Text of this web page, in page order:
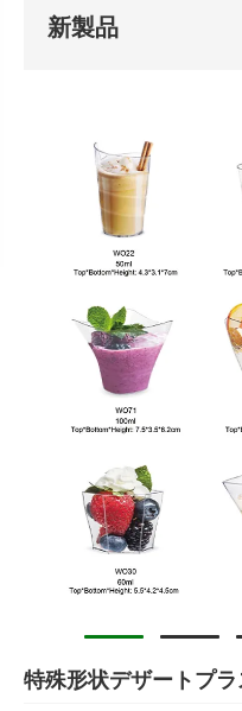
新製品
特殊形状デザートプ